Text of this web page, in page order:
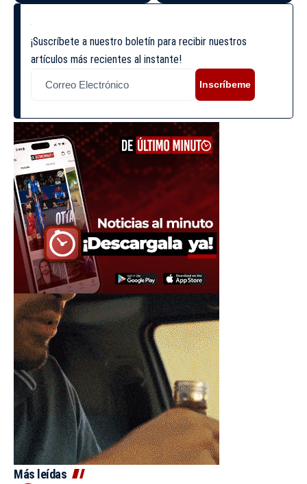
¡Suscríbete a nuestro boletín para recibir nuestros
artículos más recientes al instante!
Inscríbeme
Más leídas